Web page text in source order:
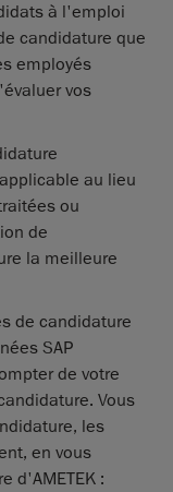
à l'emploi
candidature que
employés
vos
au lieu
ou
de
la meilleure
de candidature
SAP
de votre
Vous
les
en vous
d'AMETEK :